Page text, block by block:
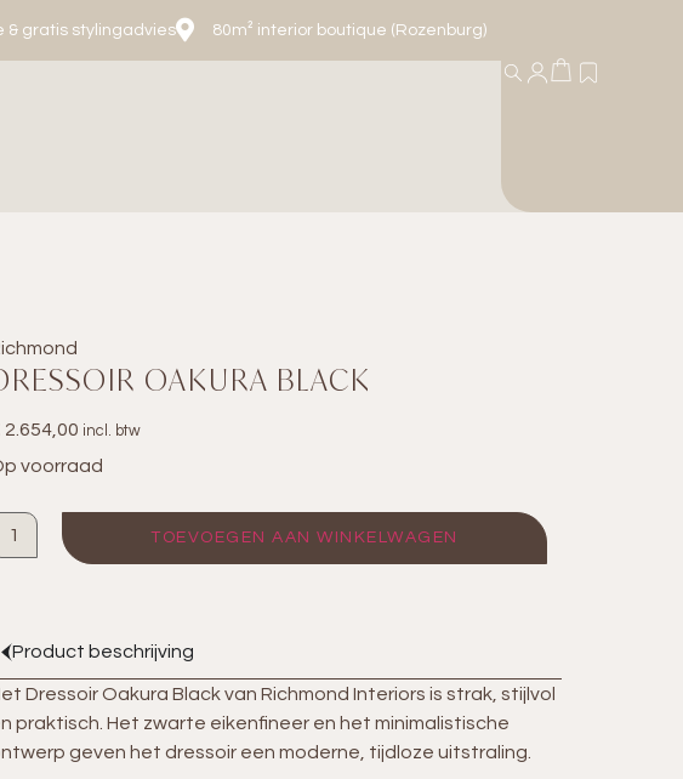
& gratis stylingadvies 80m² interior boutique (Rozenburg)
OAKURA BLACK
2.654,00 incl. btw
voorraad
TOEVOEGEN AAN WINKELWAGEN
Product beschrijving
Dressoir Oakura Blackvan Richmond Interiors is strak, stijlvol
praktisch. Het zwarte eikenfineer en het minimalistische
geven het dressoir een moderne, tijdloze uitstraling.